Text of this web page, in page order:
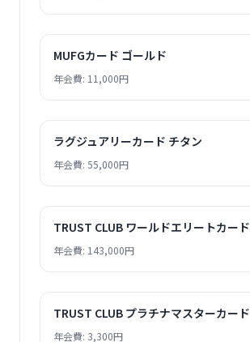
MUFGカード ゴールド
年会費: 11,000円
ラグジュアリーカード チタン
年会費: 55,000円
TRUST CLUB ワールドエリートカード
年会費: 143,000円
TRUST CLUB プラチナマスターカード
年会費: 3,300円